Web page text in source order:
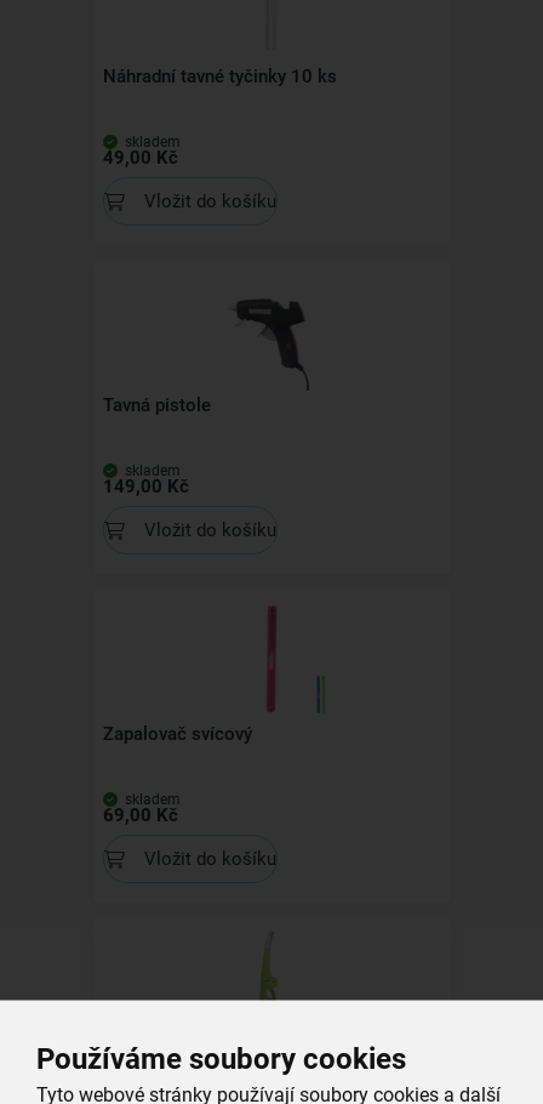
Používáme soubory cookies
Tyto webové stránky používají soubory cookies a další
Náhradní tavné tyčinky 10 ks
skladem
49,00 Kč
Vložit do košíku
Tavná pistole
skladem
149,00 Kč
Vložit do košíku
Zapalovač svícový
skladem
69,00 Kč
Vložit do košíku
Zapalovač sklopný